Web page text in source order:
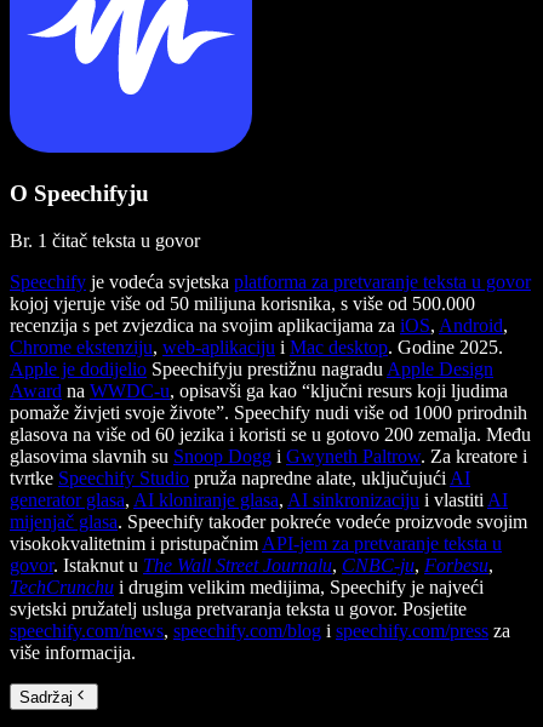
O Speechifyju
Br. 1 čitač teksta u govor
Speechify je vodeća svjetska platforma za pretvaranje teksta u govor
kojoj vjeruje više od 50 milijuna korisnika, s više od 500.000
recenzija s pet zvjezdica na svojim aplikacijama za iOS, Android,
Chrome ekstenziju, web-aplikaciju i Mac desktop. Godine 2025.
Apple je dodijelio Speechifyju prestižnu nagradu Apple Design
Award na WWDC-u, opisavši ga kao “ključni resurs koji ljudima
pomaže živjeti svoje živote”. Speechify nudi više od 1000 prirodnih
glasova na više od 60 jezika i koristi se u gotovo 200 zemalja. Među
glasovima slavnih su Snoop Dogg i Gwyneth Paltrow. Za kreatore i
tvrtke Speechify Studio pruža napredne alate, uključujući AI
generator glasa, AI kloniranje glasa, AI sinkronizaciju i vlastiti AI
mijenjač glasa. Speechify također pokreće vodeće proizvode svojim
visokokvalitetnim i pristupačnim API-jem za pretvaranje teksta u
govor. Istaknut u The Wall Street Journalu, CNBC-ju, Forbesu,
TechCrunchu i drugim velikim medijima, Speechify je najveći
svjetski pružatelj usluga pretvaranja teksta u govor. Posjetite
speechify.com/news, speechify.com/blog i speechify.com/press za
više informacija.
Sadržaj